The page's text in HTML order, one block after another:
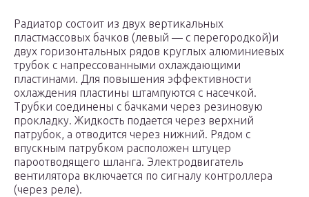
Радиатор состоит из двух вертикальных
пластмассовых бачков (левый — с перегородкой)и
двух горизонтальных рядов круглых алюминиевых
трубок с напрессованными охлаждающими
пластинами. Для повышения эффективности
охлаждения пластины штампуются с насечкой.
Трубки соединены с бачками через резиновую
прокладку. Жидкость подается через верхний
патрубок, а отводится через нижний. Рядом с
впускным патрубком расположен штуцер
пароотводящего шланга. Электродвигатель
вентилятора включается по сигналу контроллера
(через реле).